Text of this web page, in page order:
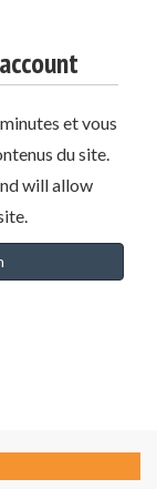
et vous
du site.
will allow